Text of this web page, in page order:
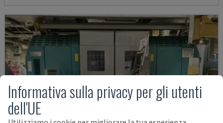
Informativa sulla privacy per gli utenti
dell'UE